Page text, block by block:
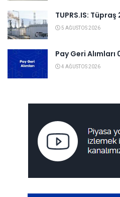
TUPRS.IS:
5 AĞUSTOS 2026
Pay Geri
4 AĞUSTOS 2026